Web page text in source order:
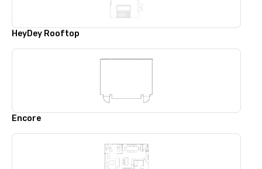
HeyDey Rooftop
Encore